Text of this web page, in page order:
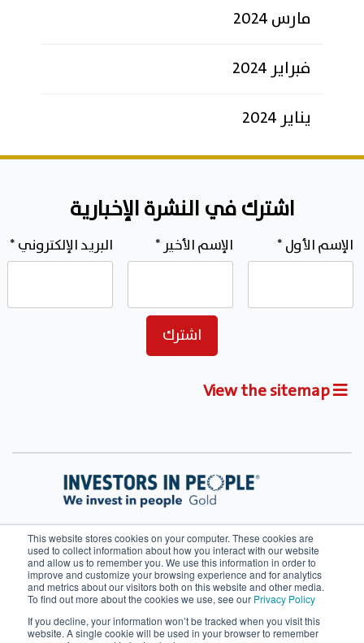
This website stores cookies on your computer. These cookies are
used to collect information about how you interact with our website
and allow us to remember you. We use this information in order to
improve and customize your browsing experience and for analytics
and metrics about our visitors both on this website and other media.
To find out more about the cookies we use, see our Privacy Policy
If you decline, your information won’t be tracked when you visit this
website. A single cookie will be used in your browser to remember
مارس 2024
فبراير 2024
يناير 2024
اشترك في النشرة الإخبارية
البريد الإلكتروني* الإسم الأخير* الإسم الأول*
شروط الخدمة
سياسة ملفات الارتباط